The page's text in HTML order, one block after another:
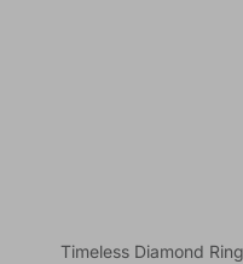
Timeless Diamond